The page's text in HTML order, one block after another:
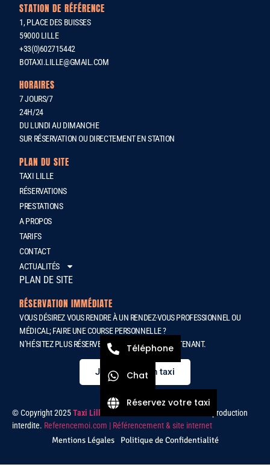
STATION DE RÉFÉRENCE
1, PLACE DES BUISSES
59000 LILLE
+33(0)602715442
BOTAXI.LILLE@GMAIL.COM
HORAIRES
7 JOURS/7
24H/24
DU LUNDI AU DIMANCHE
SUR RÉSERVATION OU DIRECTEMENT EN STATION
PLAN DU SITE
TAXI LILLE
RÉSERVATIONS
PRESTATIONS
A PROPOS
TARIFS
CONTACT
ACTUALITÉS
PLAN DE SITE
RÉSERVATION IMMÉDIATE
VOUS DÉSIREZ VOUS RENDRE À UN RENDEZ-VOUS PROFESSIONNEL OU
MÉDICAL; FAIRE UNE COURSE PERSONNELLE ?
N’HÉSITEZ PLUS RÉSERVER VOTRE TAXI DÈS MAINTENANT.
Je réserve mon taxi
© Copyright 2025Taxi Lille
– Tous droit réservés et toute reproduction
interdite. Referencemoi.com | Référencement & site internet
Mentions Légales Politique de Confidentialité
Téléphone
Chat
Réservez votre taxi